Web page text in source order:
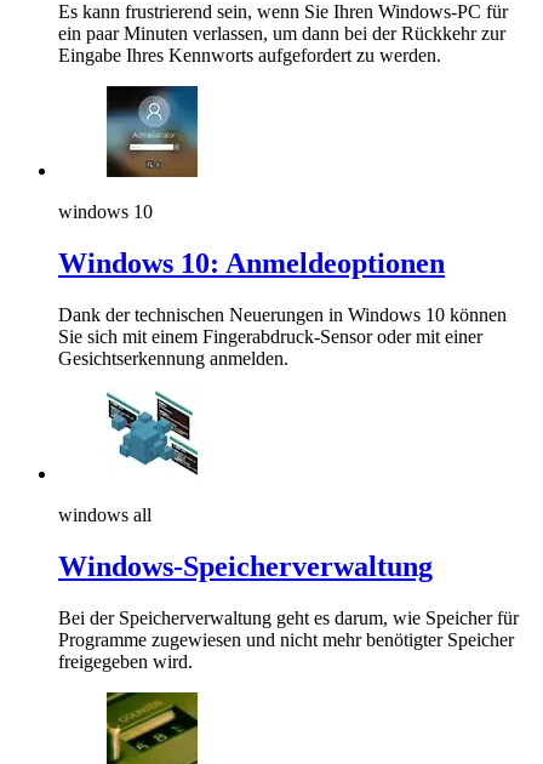
Es kann frustrierend sein, wenn Sie Ihren Windows-PC für
ein paar Minuten verlassen, um dann bei der Rückkehr zur
Eingabe Ihres Kennworts aufgefordert zu werden.
windows 10
Windows 10: Anmeldeoptionen
Dank der technischen Neuerungen in Windows 10 können
Sie sich mit einem Fingerabdruck-Sensor oder mit einer
Gesichtserkennung anmelden.
windows all
Windows-Speicherverwaltung
Bei der Speicherverwaltung geht es darum, wie Speicher für
Programme zugewiesen und nicht mehr benötigter Speicher
freigegeben wird.